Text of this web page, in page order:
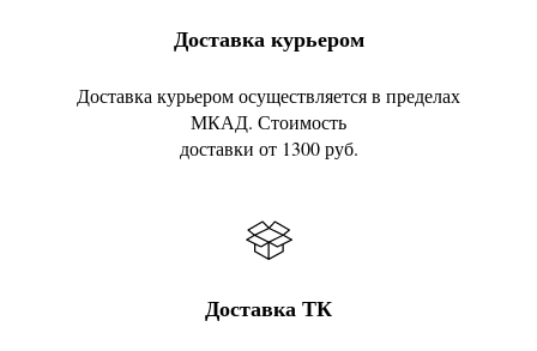
Доставка курьером
Доставка курьером осуществляется в пределах
МКАД. Стоимость
доставки от 1300 руб.
Доставка ТК